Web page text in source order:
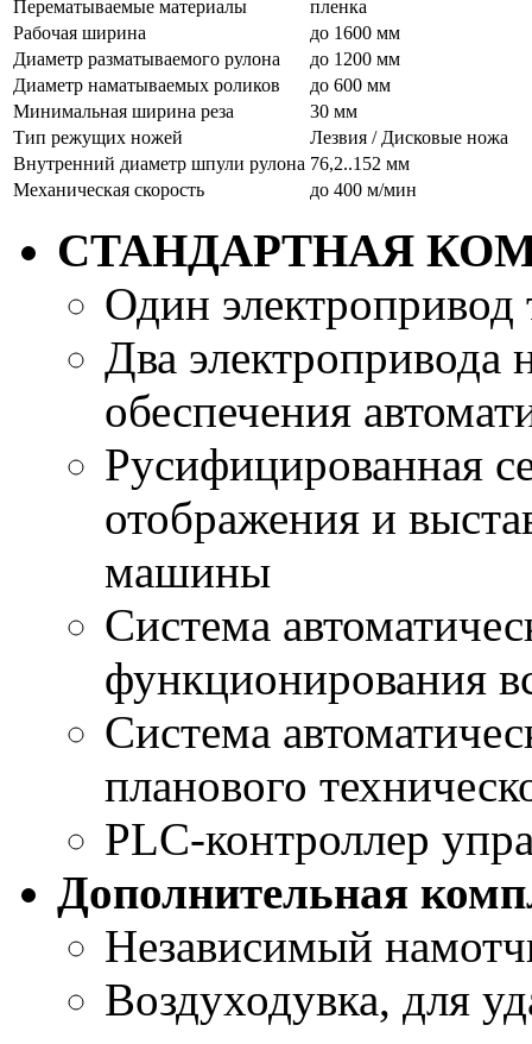
Перематываемые материалы
пленка
Рабочая ширина
до 1600 мм
Диаметр разматываемого рулона
до 1200 мм
Диаметр наматываемых роликов
до 600 мм
Минимальная ширина реза
30 мм
Тип режущих ножей
Лезвия / Дисковые ножа
Внутренний диаметр шпули рулона 76,2..152 мм
Механическая скорость
до 400 м/мин
СТАНДАРТНАЯ
Один электропривод
Два электропривода
обеспечения
Русифицированная
отображения и
машины
Система
функционирования
Система
планового
PLC-контроллер
Дополнительная
Независимый
Воздуходувка, для